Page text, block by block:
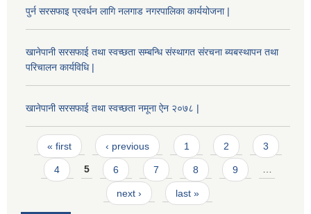
पुर्न सरसफाइ प्रवर्धन लागि नलगाड नगरपालिका कार्ययोजना |
खानेपानी सरसफाई तथा स्वच्छता सम्बन्धि संस्थागत संरचना ब्यबस्थापन तथा
परिचालन कार्यविधि |
खानेपानी सरसफाई तथा स्वच्छता नमूना ऐन २०७८ |
Pages
« first ‹ previous 1 2 3
4 5 6 7 8 9 …
next › last »